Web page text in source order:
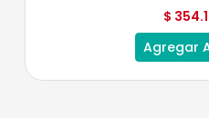
$
Agregar